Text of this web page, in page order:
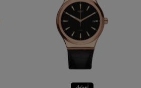
أتوماتيك